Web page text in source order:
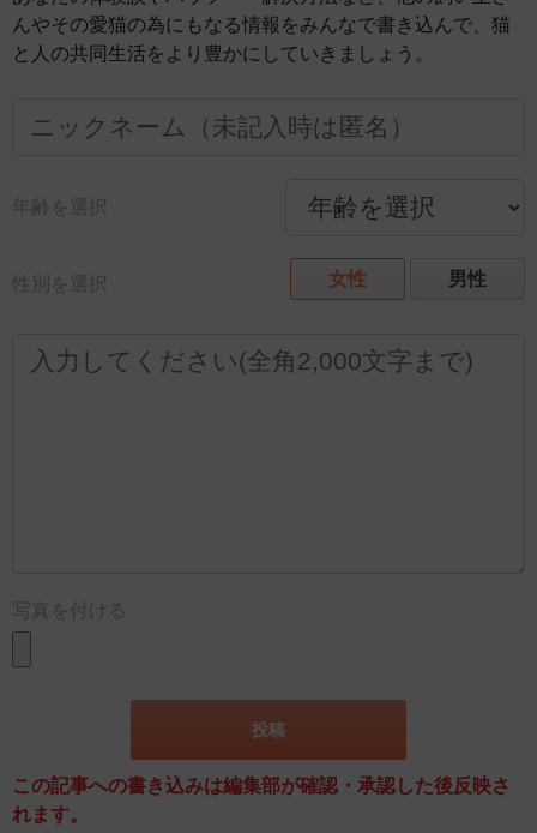
んやその愛猫の為にもなる情報をみんなで書き込んで、猫
と人の共同生活をより豊かにしていきましょう。
年齢を選択
性別を選択 女性 男性
写真を付ける
この記事への書き込みは編集部が確認・承認した後反映さ
れます。